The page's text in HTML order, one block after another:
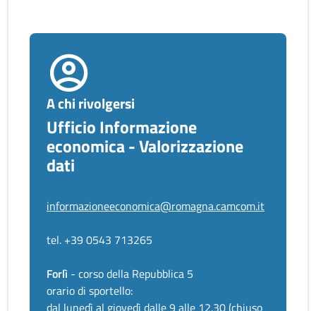
A chi rivolgersi
Ufficio Informazione
economica - Valorizzazione
dati
informazioneeconomica@romagna.camcom.it
tel. +39 0543 713265
Forlì - corso della Repubblica 5
orario di sportello:
dal lunedì al giovedì dalle 9 alle 12.30 (chiuso